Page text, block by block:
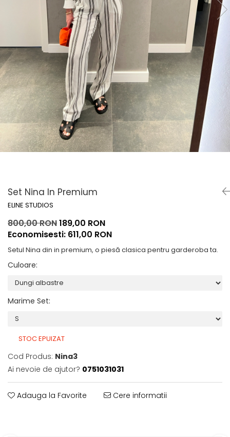
Set Nina In Premium
ELINE STUDIOS
800,00 RON189,00 RON
Economisesti: 611,00 RON
Setul Nina din in premium, o piesă clasica pentru garderoba ta.
Culoare:
Marime Set:
STOC EPUIZAT
Cod Produs: Nina3
Ai nevoie de ajutor? 0751031031
Adauga la Favorite Cere informatii